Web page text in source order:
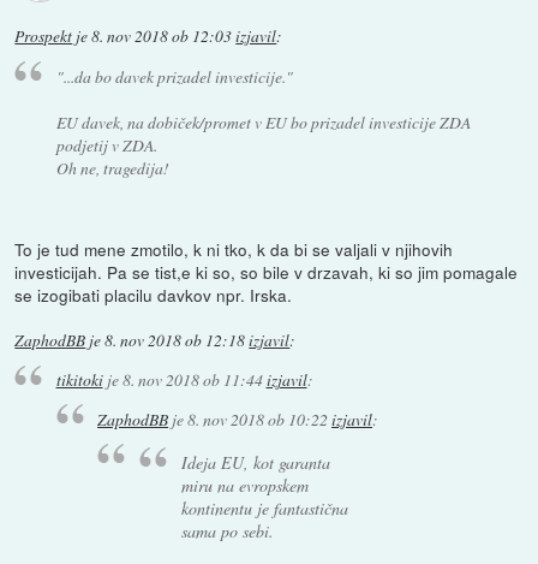
Prospekt je8. nov 2018 ob 12:03izjavil:
"...da bo davek prizadel investicije."
EU davek, na dobiček/promet v EU bo prizadel investicije ZDA
podjetij v ZDA.
Oh ne, tragedija!
To je tud mene zmotilo, k ni tko, k da bi se valjali v njihovih
investicijah. Pa se tist,e ki so, so bile v drzavah, ki so jim pomagale
se izogibati placilu davkov npr. Irska.
ZaphodBB je8. nov 2018 ob 12:18izjavil:
tikitokije8. nov 2018 ob 11:44izjavil:
ZaphodBB je8. nov 2018 ob 10:22izjavil:
Ideja EU, kot garanta
miru na evropskem
kontinentu je fantastična
sama po sebi.